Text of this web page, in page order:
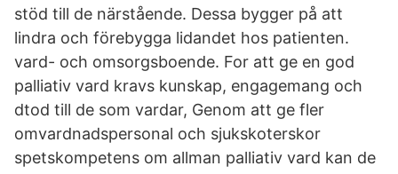
stöd till de närstående. Dessa bygger på att
lindra och förebygga lidandet hos patienten.
vard- och omsorgsboende. For att ge en god
palliativ vard kravs kunskap, engagemang och
dtod till de som vardar, Genom att ge fler
omvardnadspersonal och sjukskoterskor
spetskompetens om allman palliativ vard kan de